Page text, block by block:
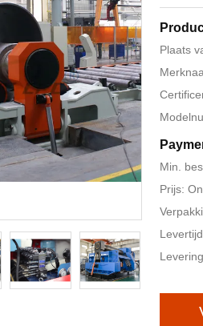
Plaats
Min.
Prijs: